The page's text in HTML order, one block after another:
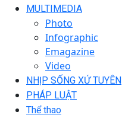
MULTIMEDIA
Photo
Infographic
Emagazine
Video
NHỊP SỐNG XỨ TUYÊN
PHÁP LUẬT
Thể thao